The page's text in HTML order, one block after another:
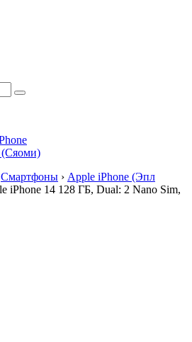
Смартфоны › Apple iPhone (Эпл
iPhone 14 128 ГБ, Dual: 2 Nano Sim,